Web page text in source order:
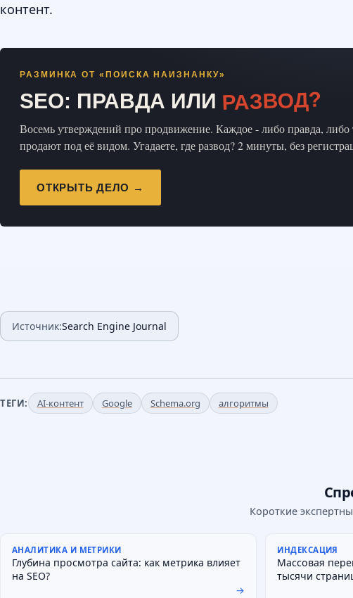
контент.
РАЗМИНКА ОТ «ПОИСКА НАИЗНАНКУ»
SEO: ПРАВДА ИЛИ РАЗВОД?
Восемь утверждений про продвижение. Каждое - либо правда, либо
продают под её видом. Угадаете, где развод? 2 минуты, без
ОТКРЫТЬ ДЕЛО →
Источник:Search Engine Journal
ТЕГИ: AI-контент Google Schema.org алгоритмы
Короткие
АНАЛИТИКА И МЕТРИКИ
Глубина просмотра сайта: как метрика влияет
на SEO?
→
ИНДЕКСАЦИЯ
Массовая
тысячи